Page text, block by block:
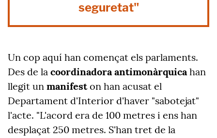
seguretat"
Un cop aquí han començat els parlaments.
Des de la coordinadora antimonàrquicahan
llegit un manifeston han acusat el
Departament d'Interior d'haver "sabotejat"
l'acte. "L'acord era de 100 metres i ens han
desplaçat 250 metres. S'han tret de la